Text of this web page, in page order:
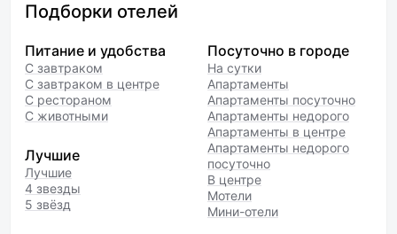
Подборки отелей
Питание и удобства
С завтраком
С завтраком в центре
С рестораном
С животными
Лучшие
Лучшие
4 звезды
5 звёзд
Посуточно в городе
На сутки
Апартаменты
Апартаменты посуточно
Апартаменты недорого
Апартаменты в центре
Апартаменты недорого
посуточно
В центре
Мотели
Мини-отели